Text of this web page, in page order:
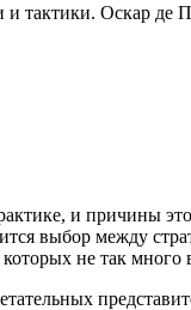
и причины
выбор между
не так много